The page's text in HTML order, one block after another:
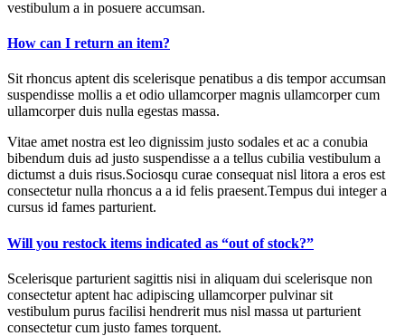
vestibulum a in posuere accumsan.
How can I return an item?
Sit rhoncus aptent dis scelerisque penatibus a dis tempor accumsan
suspendisse mollis a et odio ullamcorper magnis ullamcorper cum
ullamcorper duis nulla egestas massa.
Vitae amet nostra est leo dignissim justo sodales et ac a conubia
bibendum duis ad justo suspendisse a a tellus cubilia vestibulum a
dictumst a duis risus.Sociosqu curae consequat nisl litora a eros est
consectetur nulla rhoncus a a id felis praesent.Tempus dui integer a
cursus id fames parturient.
Will you restock items indicated as “out of stock?”
Scelerisque parturient sagittis nisi in aliquam dui scelerisque non
consectetur aptent hac adipiscing ullamcorper pulvinar sit
vestibulum purus facilisi hendrerit mus nisl massa ut parturient
consectetur cum justo fames torquent.